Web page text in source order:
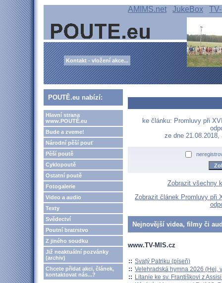
AMIMS.net JukeBox
Kontakt - vložení akce...
POUTĚ.eu nabízí:
Hlavní strana
www.POUTĚ.eu
Bude a zveme!
Národní pěší pouť
Pěší poutě
Cyklopoutě
Ostatní poutě
Fotogalerie
Video a audio
Texty
Svědectví
Poutní bratrstvo
Z jiného soudku
Již neaktuální pozvánky
(archiv)
Chcete přidat akci, článek,
kontaktovat nás...?
ke článku: Promluvy při
ze dne
Zobrazit všechny
Zobrazit článek Promluvy při
Nejnovější videa, filmy či
www.TV-MIS.cz
:: Svatý Patriku (píseň)
:: Velehradská hymna 2026 (Hej,
:: Litanie ke sv. Františkovi z